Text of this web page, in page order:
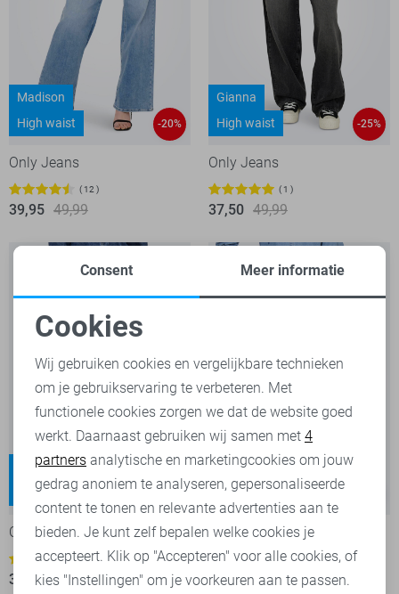
Madison
High waist
-20%
Only Jeans
12
39,95 49,99
Gianna
High waist
-25%
Only Jeans
1
37,50 49,99
Gianna
Regular waist
Only Jeans
1
39,95 49,99
Madison
High waist
Only Jeans
19
35,00 49,99
Noodzakelijke cookies
Personalisatie cookies
Analytische cookies
Marketing cookies
Consent Meer informatie
Cookies
Wij gebruiken cookies en vergelijkbare technieken
om je gebruikservaring te verbeteren. Met
functionele cookies zorgen we dat de website goed
werkt. Daarnaast gebruiken wij samen met 4
partners analytische en marketingcookies om jouw
gedrag anoniem te analyseren, gepersonaliseerde
content te tonen en relevante advertenties aan te
bieden. Je kunt zelf bepalen welke cookies je
accepteert. Klik op "Accepteren" voor alle cookies, of
kies "Instellingen" om je voorkeuren aan te passen.